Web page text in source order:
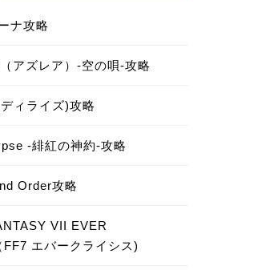
ナ攻略
アズレア）-空の唄-攻略
ィライズ)攻略
-緋紅の神約-攻略
Order攻略
VII EVER
エバークライシス)